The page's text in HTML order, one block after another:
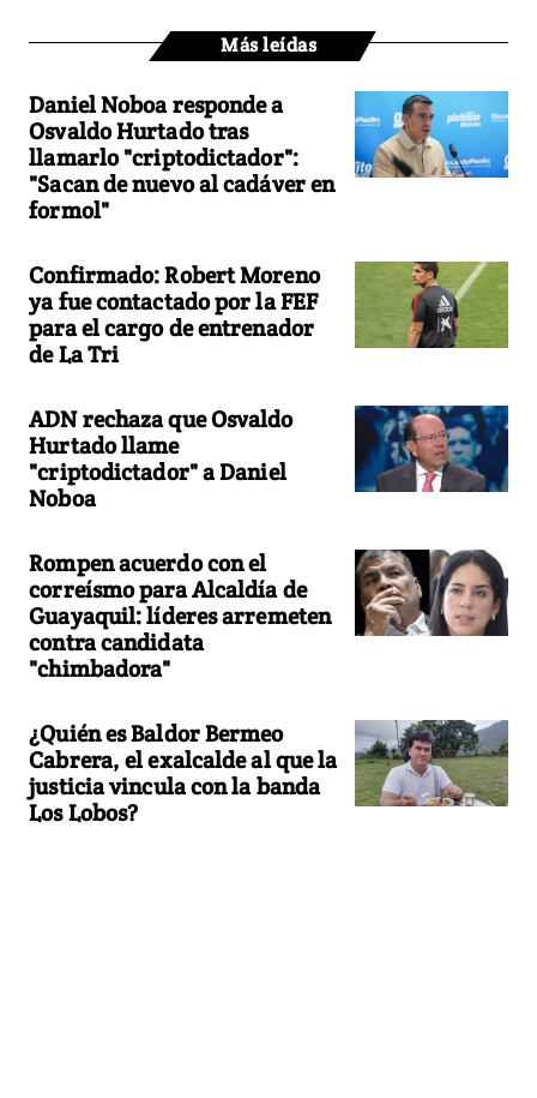
Más leídas
Daniel Noboa responde a
Osvaldo Hurtado tras
llamarlo "criptodictador":
"Sacan de nuevo al cadáver en
formol"
Confirmado: Robert Moreno
ya fue contactado por la FEF
para el cargo de entrenador
de La Tri
ADN rechaza que Osvaldo
Hurtado llame
"criptodictador" a Daniel
Noboa
Rompen acuerdo con el
correísmo para Alcaldía de
Guayaquil: líderes arremeten
contra candidata
"chimbadora"
¿Quién es Baldor Bermeo
Cabrera, el exalcalde al que la
justicia vincula con la banda
Los Lobos?